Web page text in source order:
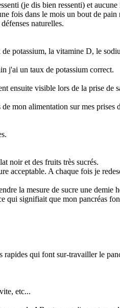
(je dis bien ressenti) et
fois dans le mois un bout de
naturelles.
potassium, la vitamine D, le
j'ai un taux de potassium correct.
ensuite visible lors de la prise de
mon alimentation sur mes prises
noir et des fruits très sucrés.
acceptable. A chaque fois je
la mesure de sucre une demie
qui signifiait que mon pancréas
rapides qui font sur-travailler le
etc...